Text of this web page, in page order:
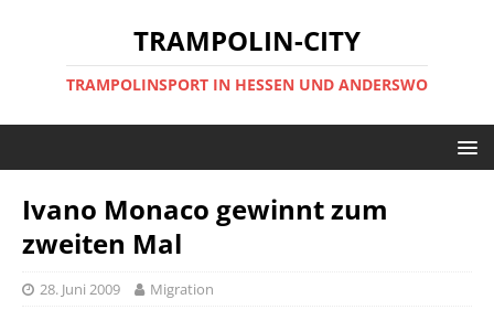
TRAMPOLIN-CITY
TRAMPOLINSPORT IN HESSEN UND ANDERSWO
Ivano Monaco gewinnt zum
zweiten Mal
28. Juni 2009 Migration